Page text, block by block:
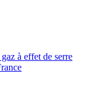
à effet de serre